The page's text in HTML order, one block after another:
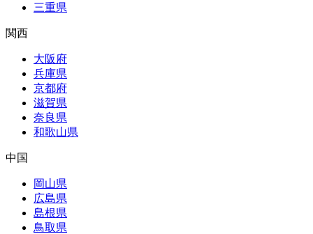
三重県
関西
大阪府
兵庫県
京都府
滋賀県
奈良県
和歌山県
中国
岡山県
広島県
島根県
鳥取県